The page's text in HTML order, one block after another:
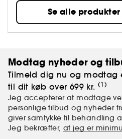
afmystificere opskriften på
Brandet parrer
men kraftfulde aktiver for at
redder vores huds evigt
Se alle
Modtag nyheder og
Tilmeld dig nu og modtag
til dit køb over 699 kr. (1)
Jeg accepterer at modtage
personlige tilbud og nyheder
giver samtykke til behandling
Jeg bekræfter,at jeg er